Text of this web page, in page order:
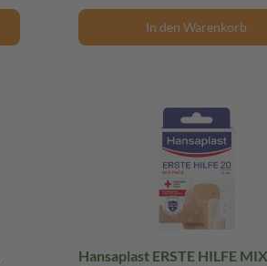
In den Warenkorb
Hansaplast ERSTE HILFE